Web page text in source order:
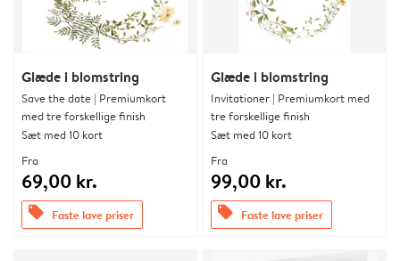
Glæde i blomstring
Save the date | Premiumkort
med tre forskellige finish
Sæt med 10 kort
Fra
69,00 kr.
offers Faste lave priser
Glæde i blomstring
Invitationer | Premiumkort med
tre forskellige finish
Sæt med 10 kort
Fra
99,00 kr.
offers Faste lave priser